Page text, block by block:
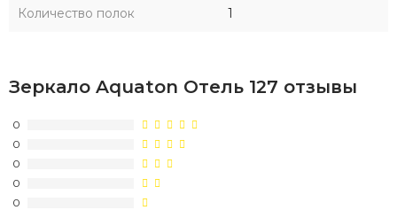
Количество полок 1
Зеркало Aquaton Отель 127 отзывы
0
0
0
0
0